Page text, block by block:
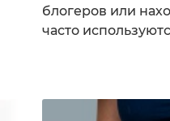
блогеров или
часто